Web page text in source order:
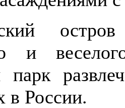
и
парк
в России.